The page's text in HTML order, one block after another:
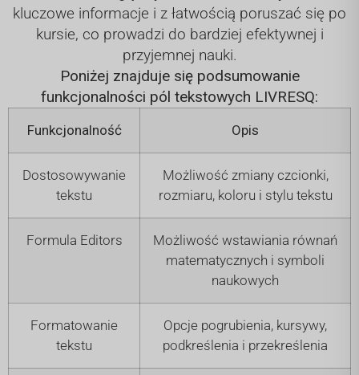
kluczowe informacje i z łatwością poruszać się po
kursie, co prowadzi do bardziej efektywnej i
przyjemnej nauki.
Poniżej znajduje się podsumowanie
funkcjonalności pól tekstowych LIVRESQ:
Funkcjonalność Opis
Dostosowywanie
tekstu
Możliwość zmiany czcionki,
rozmiaru, koloru i stylu tekstu
Formula Editors
Możliwość wstawiania równań
matematycznych i symboli
naukowych
Formatowanie
tekstu
Opcje pogrubienia, kursywy,
podkreślenia i przekreślenia